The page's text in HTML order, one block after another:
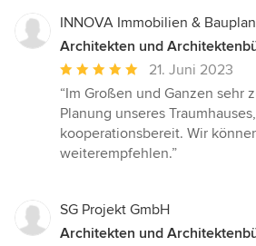
INNOVA Immobilien &
Architekten und
Durchschnittliche
Bewertung:
5
von
5
21. Juni 2023
“Im Großen und Ganzen sehr
Planung unseres
kooperationsbereit. Wir
weiterempfehlen.”
SG Projekt GmbH
Architekten und